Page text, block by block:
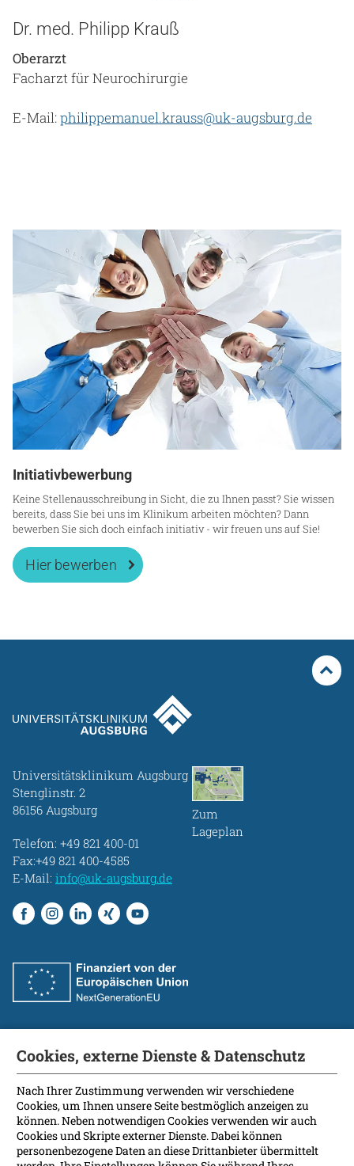
Dr. med. Philipp Krauß
Oberarzt
Facharzt für Neurochirurgie
E-Mail:philippemanuel.krauss@uk-augsburg.de
Initiativbewerbung
Keine Stellenausschreibung in Sicht, die zu Ihnen passt? Sie wissen
bereits, dass Sie bei uns im Klinikum arbeiten möchten? Dann
bewerben Sie sich doch einfach initiativ - wir freuen uns auf Sie!
Hier bewerben
Universitätsklinikum Augsburg
Stenglinstr. 2
86156 Augsburg
Telefon: +49 821 400-01
Fax:+49 821 400-4585
E-Mail: info@uk-augsburg.de
Zum
Lageplan
Fakultät
International Patients
Kontakt
Presse
Soziale Medien
Cookies, externe Dienste & Datenschutz
Nach Ihrer Zustimmung verwenden wir verschiedene
Cookies, um Ihnen unsere Seite bestmöglich anzeigen zu
können. Neben notwendigen Cookies verwenden wir auch
Cookies und Skripte externer Dienste. Dabei können
personenbezogene Daten an diese Drittanbieter übermittelt